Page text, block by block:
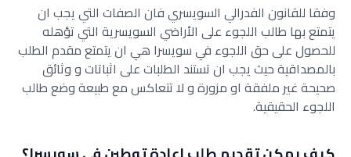
وفقا للقانون الفدرالي السويسري فان الصفات التي يجب ان
يتمتع بها ‏طالب اللجوء على الأراضي السويسرية التي تؤهله
للحصول على حق ‏اللجوء في سويسرا هي ان يتمتع مقدم الطلب
بالمصداقية حيث يجب ‏ان تستند الطلبات على اثباتات و وثائق
صحيحة غير ملفقة او مزورة ‏و لا تتعاكس مع طبيعة وضع طالب
اللجوء الحقيقية.